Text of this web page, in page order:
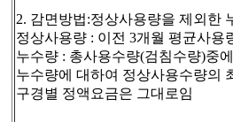
2. 감면방법:정상사용량을 제외한
정상사용량 : 이전 3개월 평균사용
누수량 : 총사용수량(검침수량)중
누수량에 대하여 정상사용수량의
구경별 정액요금은 그대로임